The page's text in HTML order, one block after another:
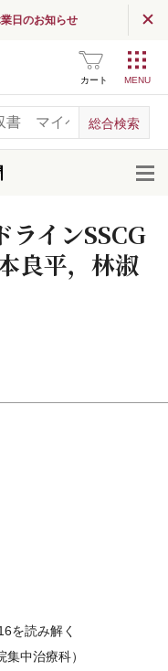
のお知らせ
カート
ラインSSCG
良平，林淑
を読み解く
集中治療科）